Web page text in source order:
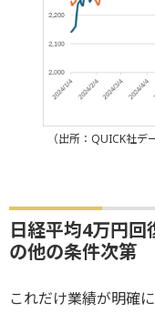
（出所：QUICK社デ
日経平均4万円回
の他の条件次第
これだけ業績が明確